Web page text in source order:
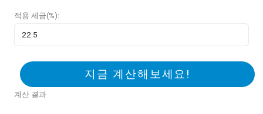
적용 세금(%):
지금 계산해보세요!
계산 결과